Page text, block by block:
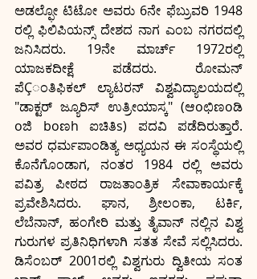
ಅಡಲ್ಫೋ ಟಿಟೋ ಅವರು 6ನೇ ಫೆಬ್ರುವರಿ 1948
ರಲ್ಲಿ ಫಿಲಿಪಿಯನ್ಸ್ ದೇಶದ ನಾಗ ಎಂಬ ನಗರದಲ್ಲಿ
ಜನಿಸಿದರು. 19ನೇ ಮಾರ್ಚ್ 1972ರಲ್ಲಿ
ಯಾಜಕದೀಕ್ಷೆ ಪಡೆದರು. ರೋಮನ್
ಪೆÇಂತಿಫಿಕಲ್ ಲ್ಯಾಟರನ್ ವಿಶ್ವವಿದ್ಯಾಲಯದಲ್ಲಿ
"ಡಾಕ್ಟರ್ ಜ್ಯೂರಿಸ್ ಉತ್ರೀಯಾಸ್ಕ" (ಆoಛಿಣoಡಿ
oಜಿ boಣh ಐಚಿತಿs) ಪದವಿ ಪಡೆದಿರುತ್ತಾರೆ.
ಅವರ ಧರ್ಮಪಾಂಡಿತ್ಯ ಅಧ್ಯಯನ ಈ ಸಂಸ್ಥೆಯಲ್ಲಿ
ಕೊನೆಗೊಂಡಾಗ, ನಂತರ 1984 ರಲ್ಲಿ ಅವರು
ಪವಿತ್ರ ಪೀಠದ ರಾಜತಾಂತ್ರಿಕ ಸೇವಾಕಾರ್ಯಕ್ಕೆ
ಪ್ರವೇಶಿಸಿದರು. ಘಾನ, ಶ್ರೀಲಂಕಾ, ಟರ್ಕಿ,
ಲೆಬೆನಾನ್, ಹಂಗೇರಿ ಮತ್ತು ತೈವಾನ್ ನಲ್ಲಿನ ವಿಶ್ವ
ಗುರುಗಳ ಪ್ರತಿನಿಧಿಗಳಾಗಿ ಸತತ ಸೇವೆ ಸಲ್ಲಿಸಿದರು.
ಡಿಸೆಂಬರ್ 2001ರಲ್ಲಿ ವಿಶ್ವಗುರು ದ್ವಿತೀಯ ಸಂತ